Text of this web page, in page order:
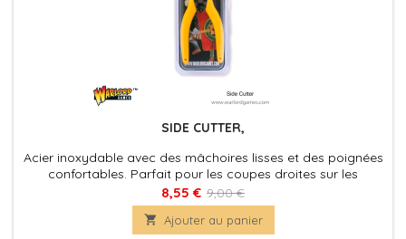
SIDE CUTTER,
Acier inoxydable avec des mâchoires lisses et des poignées
confortables. Parfait pour les coupes droites sur les
modèles en plastique et en métal blanc. Convient à la
plupart des applications de modélisation et de loisirs.
8,55 € 9,00 €
 Ajouter au panier